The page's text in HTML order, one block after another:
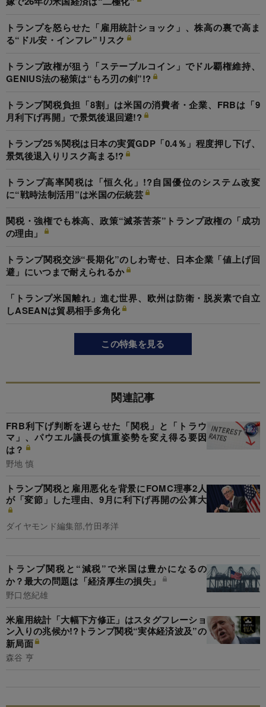
トランプを怒らせた「雇用統計ショック」、株高の裏で高ま
る“ドル安・インフレ”リスク
トランプ政権が狙う「ステーブルコイン」でドル覇権維持、
GENIUS法の秘策は“もろ刃の剣”!?
トランプ関税負担「8割」は米国の消費者・企業、FRBは「9
月利下げ再開」で景気後退回避!?
トランプ25％関税は日本の実質GDP「0.4％」程度押し下げ、
景気後退入りリスク高まる!?
トランプ高率関税は「恒久化」!?自国優位のシステム改変
に“戦時法制活用”は米国の伝統芸
関税・強権でも株高、政策“滅茶苦茶”トランプ政権の「成功
の理由」
トランプ関税交渉“長期化”のしわ寄せ、日本企業「値上げ回
避」にいつまで耐えられるか
「トランプ米国離れ」進む世界、欧州は防衛・脱炭素で自立
しASEANは貿易相手多角化
この特集を見る
関連記事
FRB利下げ判断を遅らせた「関税」と「トラウ
マ」、パウエル議長の慎重姿勢を変え得る要因
は？
野地 慎
トランプ関税と雇用悪化を背景にFOMC理事2人
が「変節」した理由、9月に利下げ再開の公算大
ダイヤモンド編集部,竹田孝洋
トランプ関税と“減税”で米国は豊かになるの
か？最大の問題は「経済厚生の損失」
野口悠紀雄
米雇用統計「大幅下方修正」はスタグフレーショ
ン入りの兆候か!?トランプ関税“実体経済波及”の
新局面
森谷 亨